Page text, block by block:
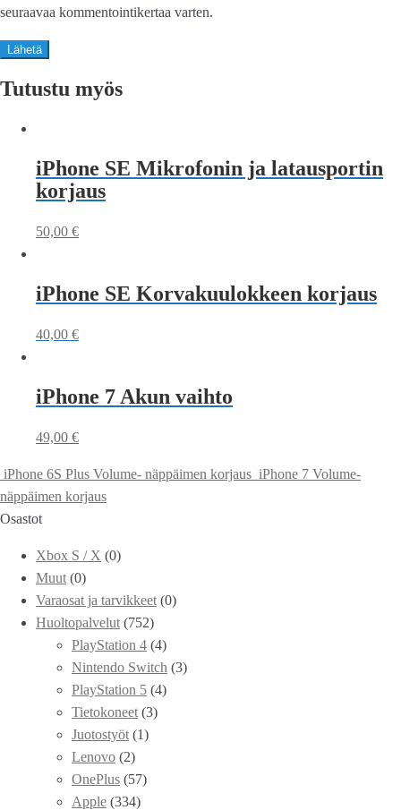
seuraavaa kommentointikertaa varten.
Tutustu myös
iPhone SE Mikrofonin ja latausportin
korjaus
50,00 €
iPhone SE Korvakuulokkeen korjaus
40,00 €
iPhone 7 Akun vaihto
49,00 €
iPhone 6S Plus Volume- näppäimen korjaus iPhone 7 Volume-
näppäimen korjaus
Osastot
Xbox S / X (0)
Muut (0)
Varaosat ja tarvikkeet (0)
Huoltopalvelut (752)
PlayStation 4 (4)
Nintendo Switch (3)
PlayStation 5 (4)
Tietokoneet (3)
Juotostyöt (1)
Lenovo (2)
OnePlus (57)
Apple (334)